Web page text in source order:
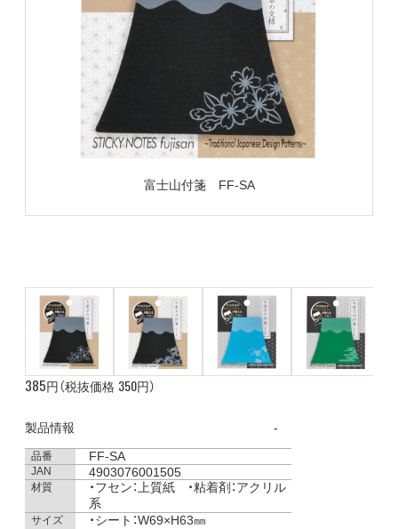
富士山付箋 FF-SA
385円（税抜価格 350円）
製品情報
品番 FF-SA
JAN 4903076001505
材質
・フセン：上質紙 ・粘着剤：アクリル
系
サイズ ・シート：W69×H63㎜